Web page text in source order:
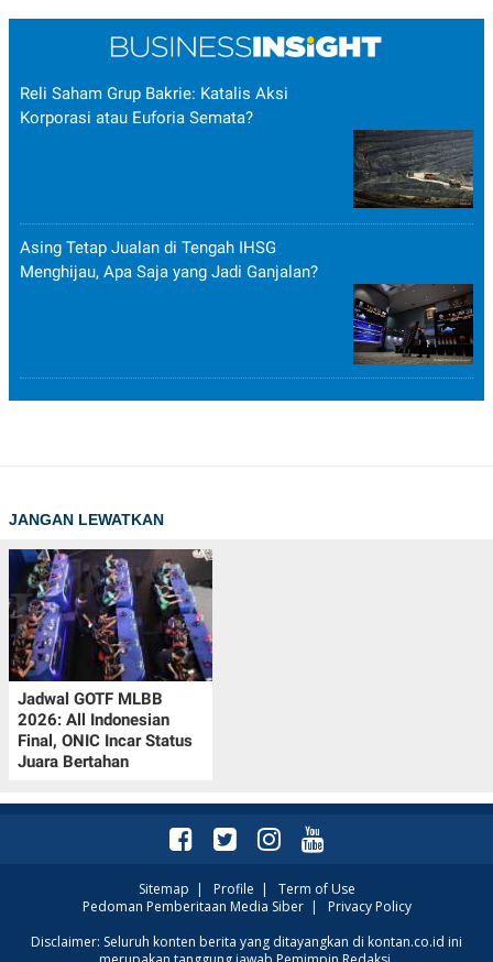
Reli Saham Grup Bakrie: Katalis Aksi
Korporasi atau Euforia Semata?
Asing Tetap Jualan di Tengah IHSG
Menghijau, Apa Saja yang Jadi Ganjalan?
JANGAN LEWATKAN
Jadwal GOTF MLBB
2026: All Indonesian
Final, ONIC Incar Status
Juara Bertahan
Sitemap | Profile | Term of Use
Pedoman Pemberitaan Media Siber| Privacy Policy
Disclaimer: Seluruh konten berita yang ditayangkan di kontan.co.id ini